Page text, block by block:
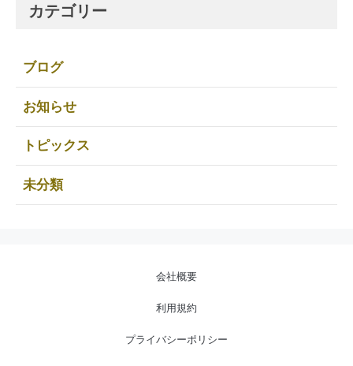
カテゴリー
ブログ
お知らせ
トピックス
未分類
会社概要
利用規約
プライバシーポリシー